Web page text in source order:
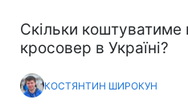
Скільки коштуватиме
кросовер в Україні?
КОСТЯНТИН ШИРОКУН